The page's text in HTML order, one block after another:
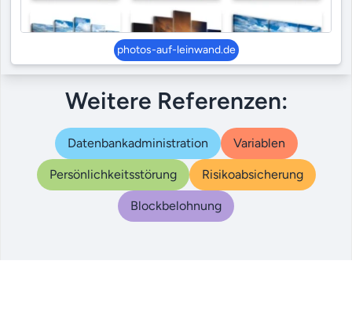
photos-auf-leinwand.de
Weitere Referenzen:
Datenbankadministration Variablen
Persönlichkeitsstörung Risikoabsicherung
Blockbelohnung